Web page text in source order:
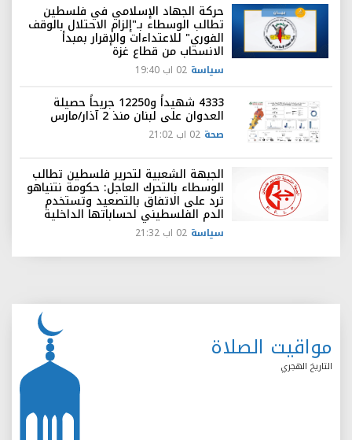
حركة الجهاد الإسلامي في فلسطين
تطالب الوسطاء بـ"إلزام الاحتلال بالوقف
الفوري" للاعتداءات والإقرار بمبدأ
الانسحاب من قطاع غزة
سياسة 02 اب 19:40
4333 شهيداً و12250 جريحاً حصيلة
العدوان على لبنان منذ 2 آذار/مارس
صحة 02 اب 21:02
الجبهة الشعبية لتحرير فلسطين تطالب
الوسطاء بالتحرك العاجل: حكومة نتنياهو
ترد على الاتفاق بالتصعيد وتستخدم
الدم الفلسطيني لحساباتها الداخلية
سياسة 02 اب 21:32
مواقيت الصلاة
التاريخ الهجري